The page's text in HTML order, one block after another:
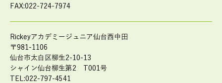
FAX:022-724-7974
Rickeyアカデミージュニア仙台西中田
〒981-1106
仙台市太白区柳生2-10-13
シャイン仙台柳生第2 T001号
TEL:022-797-4541